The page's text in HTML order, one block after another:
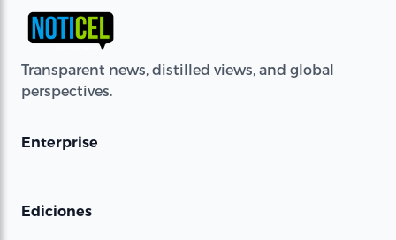
Transparent news, distilled views, and global
perspectives.
Enterprise
Ediciones